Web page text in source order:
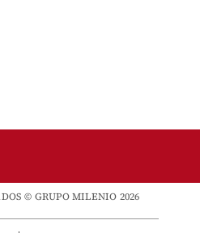
© GRUPO MILENIO 2026